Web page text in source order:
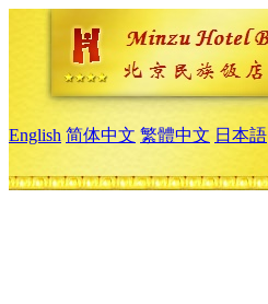
English 简体中文 繁體中文 日本語